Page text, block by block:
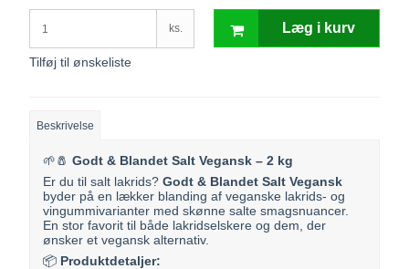
ks. Læg i kurv
Tilføj til ønskeliste
Beskrivelse
🌱🧂Godt & Blandet Salt Vegansk – 2 kg
Er du til salt lakrids?Godt & Blandet Salt Vegansk
byder på en lækker blanding af veganske lakrids- og
vingummivarianter med skønne salte smagsnuancer.
En stor favorit til både lakridselskere og dem, der
ønsker et vegansk alternativ.
📦 Produktdetaljer: